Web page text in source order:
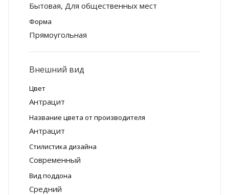
Бытовая, Для общественных мест
Форма
Прямоугольная
Внешний вид
Цвет
Антрацит
Название цвета от производителя
Антрацит
Стилистика дизайна
Современный
Вид поддона
Средний